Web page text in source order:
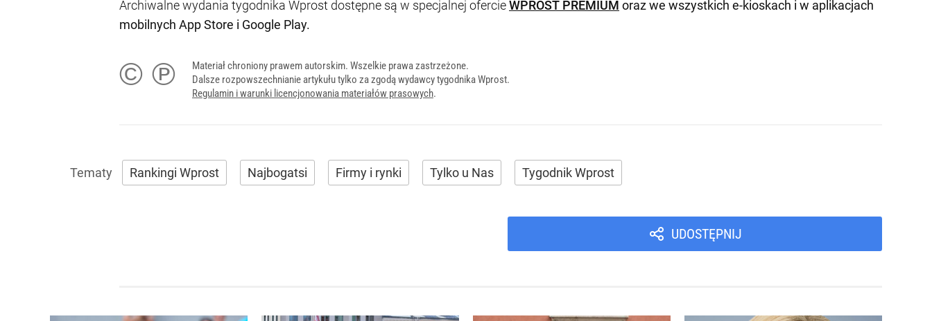
Archiwalne wydania tygodnika Wprost dostępne są w specjalnej ofercieWPROST PREMIUM oraz we wszystkich e-kioskach i w aplikacjach
mobilnych App Store i Google Play.
© ℗
Materiał chroniony prawem autorskim. Wszelkie prawa zastrzeżone.
Dalsze rozpowszechnianie artykułu tylko za zgodą wydawcy tygodnika Wprost.
Regulamin i warunki licencjonowania materiałów prasowych.
Rankingi Wprost Najbogatsi Firmy i rynki Tylko u Nas Tygodnik Wprost
UDOSTĘPNIJ